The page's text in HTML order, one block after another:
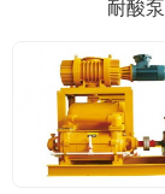
耐酸泵